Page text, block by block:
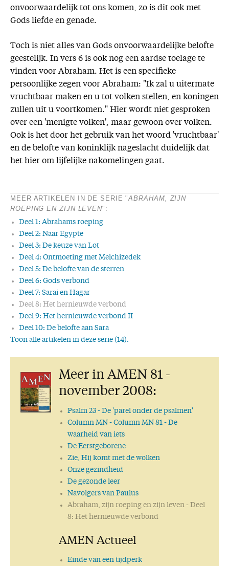
onvoorwaardelijk tot ons komen, zo is dit ook met
Gods liefde en genade.
Toch is niet alles van Gods onvoorwaardelijke belofte
geestelijk. In vers 6 is ook nog een aardse toelage te
vinden voor Abraham. Het is een specifieke
persoonlijke zegen voor Abraham: "Ik zal u uitermate
vruchtbaar maken en u tot volken stellen, en koningen
zullen uit u voortkomen." Hier wordt niet gesproken
over een 'menigte volken', maar gewoon over volken.
Ook is het door het gebruik van het woord 'vruchtbaar'
en de belofte van koninklijk nageslacht duidelijk dat
het hier om lijfelijke nakomelingen gaat.
MEER ARTIKELEN IN DE SERIE "ABRAHAM, ZIJN
ROEPING EN ZIJN LEVEN":
Deel 1: Abrahams roeping
Deel 2: Naar Egypte
Deel 3: De keuze van Lot
Deel 4: Ontmoeting met Melchizedek
Deel 5: De belofte van de sterren
Deel 6: Gods verbond
Deel 7: Sarai en Hagar
Deel 8: Het hernieuwde verbond
Deel 9: Het hernieuwde verbond II
Deel 10: De belofte aan Sara
Toon alle artikelen in deze serie (14).
Deel 13: Opdracht om Isaäk te offeren
Deel 14 (slot): Het offeren van Isaäk
Meer in AMEN 81 -
november 2008:
Psalm 23 - De 'parel onder de psalmen'
Column MN- Column MN 81 - De
waarheid van iets
De Eerstgeborene
Zie, Hij komt met de wolken
Onze gezindheid
De gezonde leer
Navolgers van Paulus
Abraham, zijn roeping en zijn leven- Deel
8: Het hernieuwde verbond
AMEN Actueel
Einde van een tijdperk